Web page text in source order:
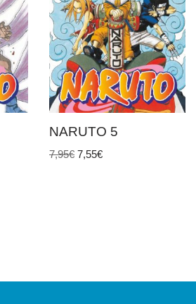
NARUTO 5
7,95€ 7,55€